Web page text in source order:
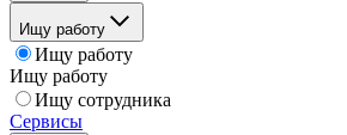
Ищу работу
Ищу работу
Ищу работу
Ищу сотрудника
Сервисы